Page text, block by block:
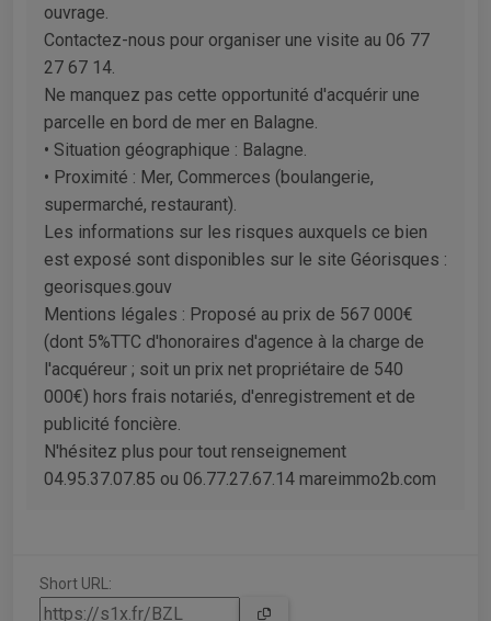
ouvrage.
Contactez-nous pour organiser une visite au 06 77
27 67 14.
Ne manquez pas cette opportunité d'acquérir une
parcelle en bord de mer en Balagne.
• Situation géographique : Balagne.
• Proximité : Mer, Commerces (boulangerie,
supermarché, restaurant).
Les informations sur les risques auxquels ce bien
est exposé sont disponibles sur le site Géorisques :
georisques.gouv
Mentions légales : Proposé au prix de 567 000€
(dont 5%TTC d'honoraires d'agence à la charge de
l'acquéreur ; soit un prix net propriétaire de 540
000€) hors frais notariés, d'enregistrement et de
publicité foncière.
N'hésitez plus pour tout renseignement
04.95.37.07.85 ou 06.77.27.67.14 mareimmo2b.com
Short URL: